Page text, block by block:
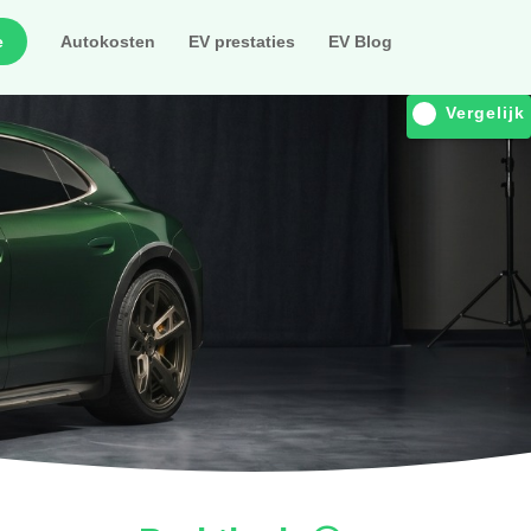
Autokosten EV prestaties EV Blog
Vergelijk